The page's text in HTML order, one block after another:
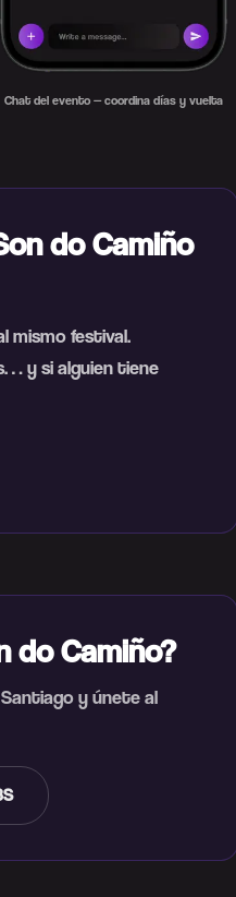
Chat del evento — coordina días y vuelta
do Camiño
mismo festival.
y si alguien tiene
do Camiño?
y únete al